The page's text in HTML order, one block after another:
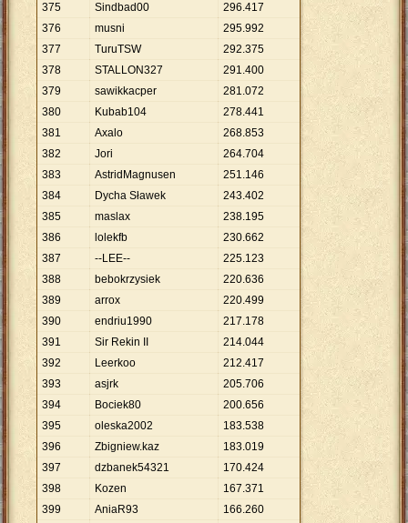
375
Sindbad00 296.417
376
musni 295.992
377
TuruTSW 292.375
378
STALLON327 291.400
379
sawikkacper 281.072
380
Kubab104 278.441
381
Axalo 268.853
382
Jori 264.704
383
AstridMagnusen 251.146
384
Dycha Sławek 243.402
385
maslax 238.195
386
lolekfb 230.662
387
--LEE-- 225.123
388
bebokrzysiek 220.636
389
arrox 220.499
390
endriu1990 217.178
391
Sir Rekin II 214.044
392
Leerkoo 212.417
393
asjrk 205.706
394
Bociek80 200.656
395
oleska2002 183.538
396
Zbigniew.kaz 183.019
397
dzbanek54321 170.424
398
Kozen 167.371
399
AniaR93 166.260